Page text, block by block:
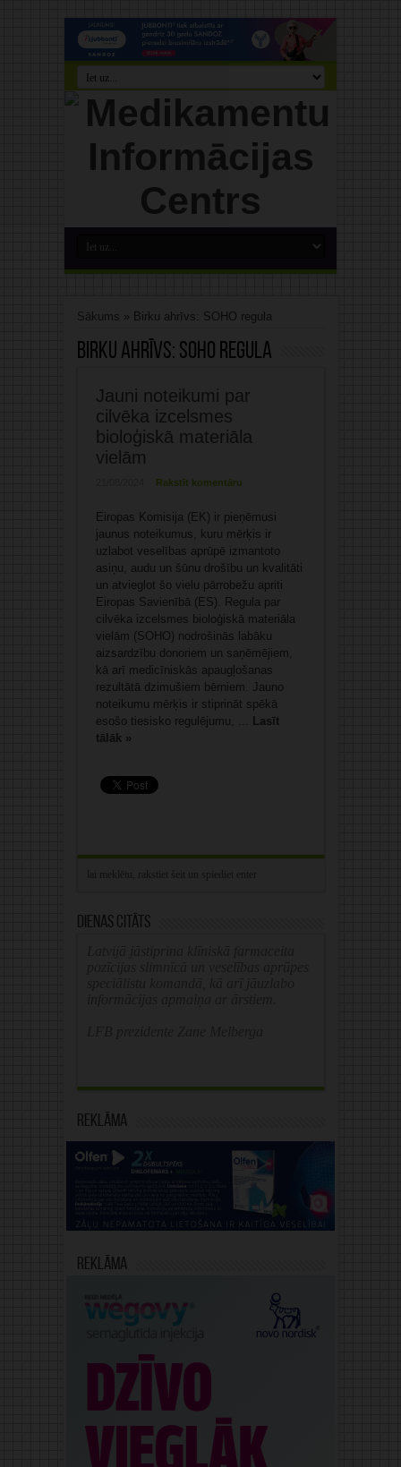
Sākums » Birku ahrīvs: SOHO regula
Birku ahrīvs: SOHO regula
Jauni noteikumi par
cilvēka izcelsmes
bioloģiskā materiāla
vielām
Rakstīt komentāru
Eiropas Komisija (EK) ir pieņēmusi
jaunus noteikumus, kuru mērķis ir
uzlabot veselības aprūpē izmantoto
asiņu, audu un šūnu drošību un kvalitāti
un atvieglot šo vielu pārrobežu apriti
Eiropas Savienībā (ES). Regula par
cilvēka izcelsmes bioloģiskā materiāla
vielām (SOHO) nodrošinās labāku
aizsardzību donoriem un saņēmējiem,
kā arī medicīniskās apaugļošanas
rezultātā dzimušiem bērniem. Jauno
noteikumu mērķis ir stiprināt spēkā
esošo tiesisko regulējumu, ... Lasīt
tālāk »
Dienas citāts
Reklāma
Reklāma